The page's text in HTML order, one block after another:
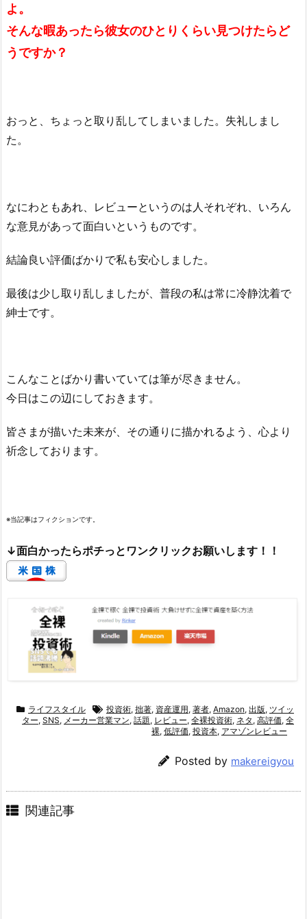
よ。
そんな暇あったら彼女のひとりくらい見つけたらど
うですか？
おっと、ちょっと取り乱してしまいました。失礼しまし
た。
なにわともあれ、レビューというのは人それぞれ、いろん
な意見があって面白いというものです。
結論良い評価ばかりで私も安心しました。
最後は少し取り乱しましたが、普段の私は常に冷静沈着で
紳士です。
こんなことばかり書いていては筆が尽きません。
今日はこの辺にしておきます。
皆さまが描いた未来が、その通りに描かれるよう、心より
祈念しております。
※当記事はフィクションです。
↓面白かったらポチっとワンクリックお願いします！！
ライフスタイル 投資術, 拙著, 資産運用, 著者, Amazon, 出版, ツイッ
ター, SNS, メーカー営業マン, 話題, レビュー, 全裸投資術, ネタ , 高評価, 全
裸, 低評価, 投資本, アマゾンレビュー
Posted by makereigyou
関連記事